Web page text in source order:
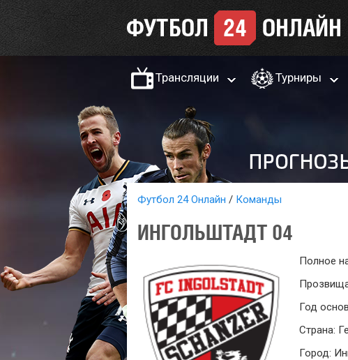
Трансляции Турниры
Футбол 24 Онлайн Команды
ИНГОЛЬШТАДТ 04
Полное
Год
Страна:
Город: